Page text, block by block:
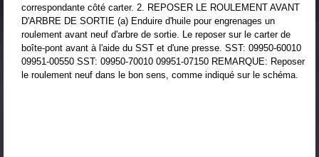
correspondante côté carter. 2. REPOSER LE ROULEMENT AVANT
D'ARBRE DE SORTIE (a) Enduire d'huile pour engrenages un
roulement avant neuf d'arbre de sortie. Le reposer sur le carter de
boîte-pont avant à l'aide du SST et d'une presse. SST: 09950-60010
09951-00550 SST: 09950-70010 09951-07150 REMARQUE: Reposer
le roulement neuf dans le bon sens, comme indiqué sur le schéma.